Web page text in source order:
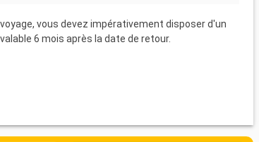
vous devez impérativement disposer d'un
6 mois après la date de retour.